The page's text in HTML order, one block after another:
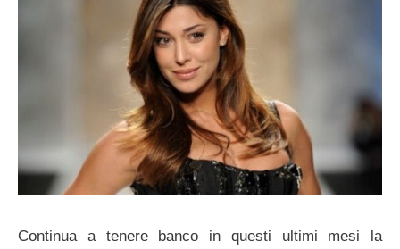
Continua a tenere banco in questi ultimi mesi la